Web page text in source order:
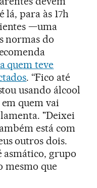
para às 17h
—uma
normas do
quem teve
. “Fico até
usando álcool
quem vai
"Deixei
está com
outros dois.
asmático, grupo
mesmo que